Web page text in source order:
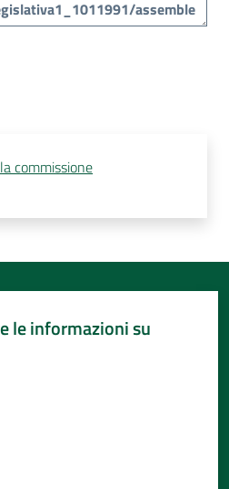
commissione
le informazioni su